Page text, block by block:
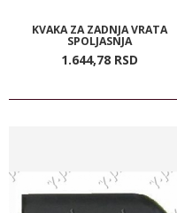
KVAKA ZA ZADNJA VRATA
SPOLJASNJA
1.644,78 RSD